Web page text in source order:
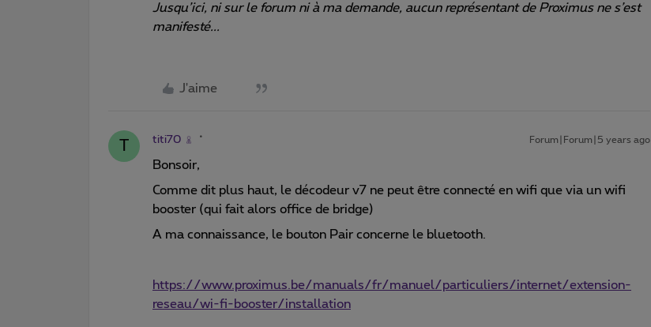
Jusqu’ici, ni sur le forum ni à ma demande, aucun représentant de Proximus ne s’est
manifesté...
J'aime
T titi70 Forum|Forum|5 years ago
Bonsoir,
Comme dit plus haut, le décodeur v7 ne peut être connecté en wifi que via un wifi
booster (qui fait alors office de bridge)
A ma connaissance, le bouton Pair concerne le bluetooth.
https://www.proximus.be/manuals/fr/manuel/particuliers/internet/extension-
reseau/wi-fi-booster/installation